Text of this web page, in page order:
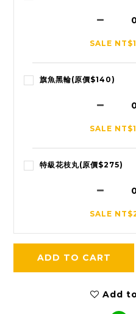
SALE
旗魚黑輪(原價$140)
SALE
特級花枝丸(原價$275)
SALE
ADD TO CART
Add